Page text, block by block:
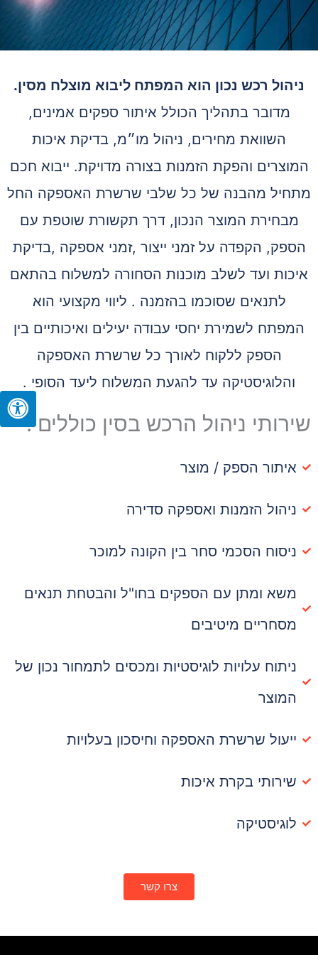
ניהול רכש נכון הוא המפתח ליבוא מוצלח מסין.
מדובר בתהליך הכולל איתור ספקים אמינים,
השוואת מחירים, ניהול מו״מ, בדיקת איכות
המוצרים והפקת הזמנות בצורה מדויקת. ייבוא חכם
מתחיל מהבנה של כל שלבי שרשרת האספקה החל
מבחירת המוצר הנכון, דרך תקשורת שוטפת עם
הספק, הקפדה על זמני ייצור ,זמני אספקה ,בדיקת
איכות ועד לשלב מוכנות הסחורה למשלוח בהתאם
לתנאים שסוכמו בהזמנה . ליווי מקצועי הוא
המפתח לשמירת יחסי עבודה יעילים ואיכותיים בין
הספק ללקוח לאורך כל שרשרת האספקה
והלוגיסטיקה עד להגעת המשלוח ליעד הסופי .
שירותי ניהול הרכש בסין כוללים :
איתור הספק / מוצר
ניהול הזמנות ואספקה סדירה
ניסוח הסכמי סחר בין הקונה למוכר
משא ומתן עם הספקים בחו"ל והבטחת תנאים
מסחריים מיטיבים
ניתוח עלויות לוגיסטיות ומכסים לתמחור נכון של
המוצר
ייעול שרשרת האספקה וחיסכון בעלויות
שירותי בקרת איכות
לוגיסטיקה
צרו קשר